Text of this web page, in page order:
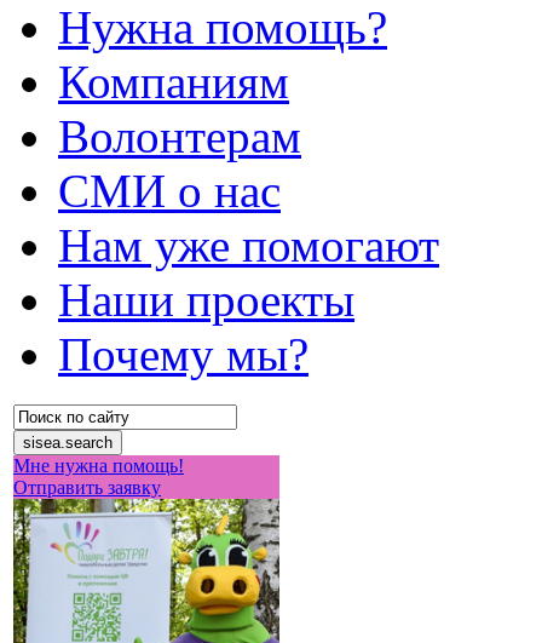
Нужна помощь?
Компаниям
Волонтерам
СМИ о нас
Нам уже помогают
Наши проекты
Почему мы?
Мне нужна помощь!
Отправить заявку